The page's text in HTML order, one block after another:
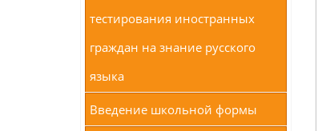
тестирования иностранных
граждан на знание русского
языка
Введение школьной формы